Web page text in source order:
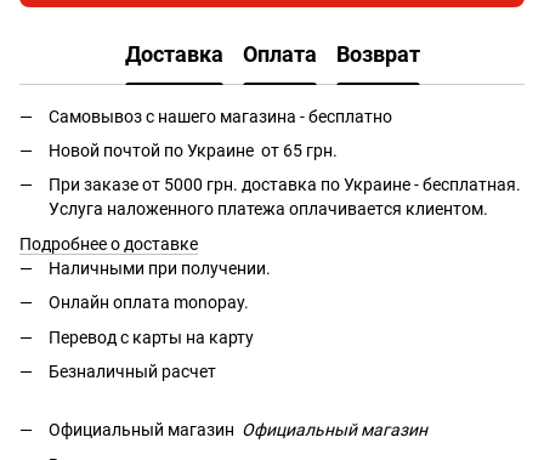
Доставка Оплата Возврат
Самовывоз с нашего магазина - бесплатно
Новой почтой по Украине от 65 грн.
При заказе от 5000 грн. доставка по Украине - бесплатная.
Услуга наложенного платежа оплачиваетcя клиентом.
Подробнее о доставке
Наличными при получении.
Онлайн оплата monopay.
Перевод с карты на карту
Безналичный расчет
Официальный магазин Официальный магазин